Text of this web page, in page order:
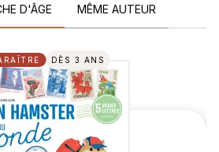
D'ÂGE MÊME AUTEUR
DÈS 3 ANS